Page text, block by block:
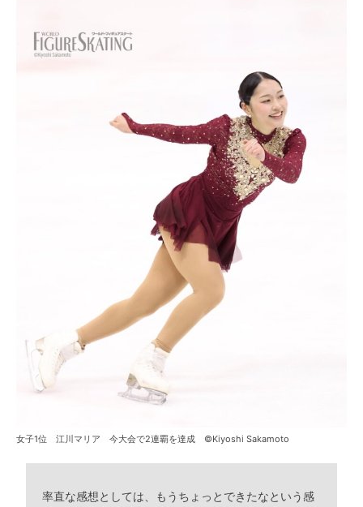
女子1位 江川マリア 今大会で2連覇を達成 ©Kiyoshi Sakamoto
率直な感想としては、もうちょっとできたなという感